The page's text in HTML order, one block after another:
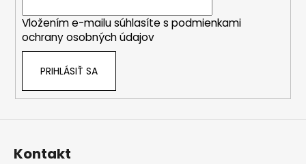
Vložením e-mailu súhlasíte s podmienkami
ochrany osobných údajov
PRIHLÁSIŤ SA
Kontakt